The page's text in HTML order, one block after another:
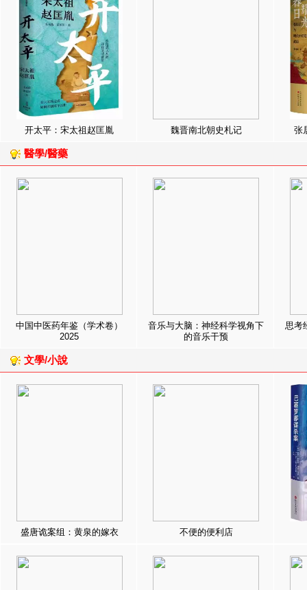
开太平：宋太祖赵匡胤 魏晋南北朝史札记 张
醫學/醫藥
中国中医药年鉴（学术卷）
2025
音乐与大脑：神经科学视角下
的音乐干预
思考
文學/小說
盛唐诡案组：黄泉的嫁衣 不便的便利店